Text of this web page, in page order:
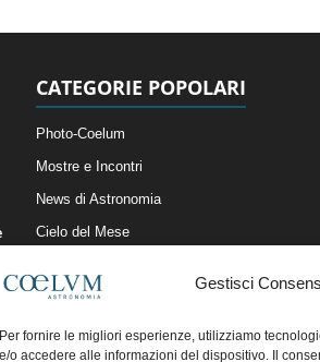
Gestisci
Per fornire le migliori esperienze, utilizziamo
e/o accedere alle informazioni del dispositivo. Il
CATEGORIE POPOLARI
Photo-Coelum
Mostre e Incontri
News di Astronomia
Cielo del Mese
Articoli e Risorse On-Line
Il Blog della Redazione